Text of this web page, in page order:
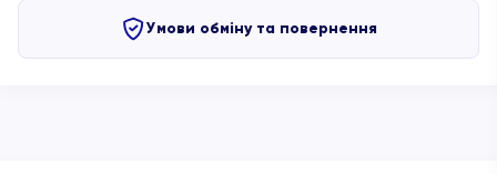
Умови обміну та повернення